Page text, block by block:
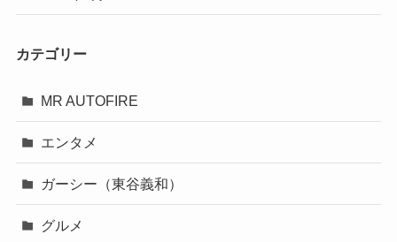
カテゴリー
MR AUTOFIRE
エンタメ
ガーシー（東谷義和）
グルメ